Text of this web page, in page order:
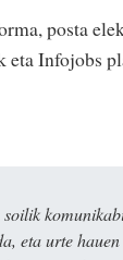
posta
eta Infojobs
eta urte